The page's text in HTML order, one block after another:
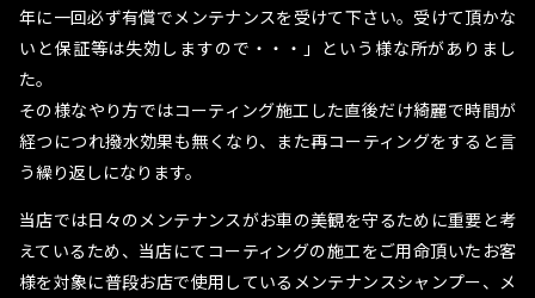
年に一回必ず有償でメンテナンスを受けて下さい。受けて頂かな
いと保証等は失効しますので・・・」という様な所がありまし
た。
その様なやり方ではコーティング施工した直後だけ綺麗で時間が
経つにつれ撥水効果も無くなり、また再コーティングをすると言
う繰り返しになります。
当店では日々のメンテナンスがお車の美観を守るために重要と考
えているため、当店にてコーティングの施工をご用命頂いたお客
様を対象に普段お店で使用しているメンテナンスシャンプー、メ